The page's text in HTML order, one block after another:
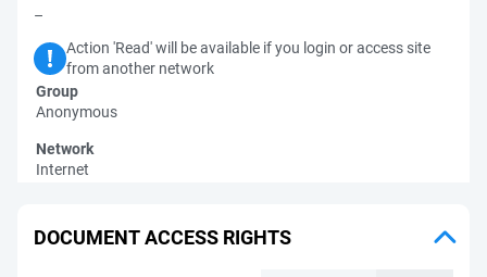
–
Action 'Read' will be available if you login or access site
from another network
Group
Anonymous
Network
Internet
DOCUMENT ACCESS RIGHTS